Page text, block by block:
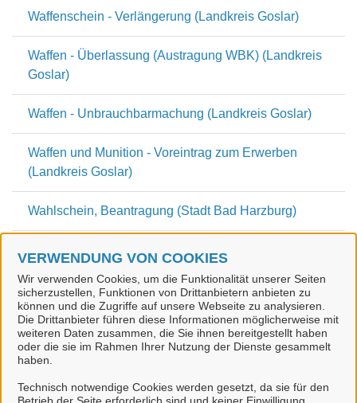
VERWENDUNG VON COOKIES
Wir verwenden Cookies, um die Funktionalität unserer Seiten
sicherzustellen, Funktionen von Drittanbietern anbieten zu
können und die Zugriffe auf unsere Webseite zu analysieren.
Die Drittanbieter führen diese Informationen möglicherweise mit
weiteren Daten zusammen, die Sie ihnen bereitgestellt haben
oder die sie im Rahmen Ihrer Nutzung der Dienste gesammelt
haben.
Technisch notwendige Cookies werden gesetzt, da sie für den
Waffenschein - Verlängerung (Landkreis Goslar)
Waffen - Überlassung (Austragung WBK) (Landkreis
Goslar)
Waffen - Unbrauchbarmachung (Landkreis Goslar)
Waffen und Munition - Voreintrag zum Erwerben
(Landkreis Goslar)
Wahlschein, Beantragung (Stadt Bad Harzburg)
Wunschkennzeichen Reservierung (Landkreis
Goslar)